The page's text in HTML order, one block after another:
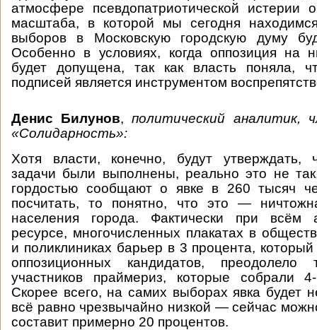
атмосфере псевдопатриотической истерии
масштаба, в которой мы сегодня
выборов в Московскую городскую думу
Особенно в условиях, когда оппозиция на
будет допущена, так как власть поняла,
подписей является инструментом
Денис Билунов,политический аналитик,
«Солидарность»:
Хотя власти, конечно, будут утверждать,
задачи были выполнены, реально это не
гордостью сообщают о явке в 260 тысяч
посчитать, то понятно, что это —
населения города. Фактически при всём
ресурсе, многочисленных плакатах в
и поликлиниках барьер в 3 процента, который
оппозиционных кандидатов, преодолело
участников праймериз, которые собрали
Скорее всего, на самих выборах явка будет
всё равно чрезвычайно низкой — сейчас
составит примерно 20 процентов.